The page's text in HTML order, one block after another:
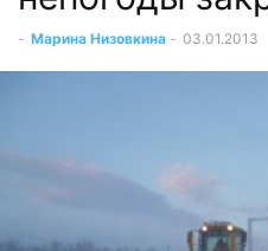
- Марина Низовкина - 03.01.2013